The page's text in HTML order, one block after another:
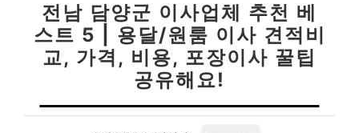
전남 담양군 이사업체 추천 베
스트 5 | 용달/원룸 이사 견적비
교, 가격, 비용, 포장이사 꿀팁
공유해요!